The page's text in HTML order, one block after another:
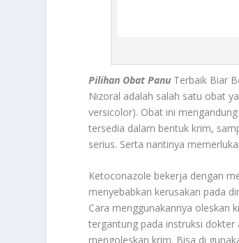
Pilihan Obat Panu Terbaik Biar
Nizoral adalah salah satu obat
versicolor). Obat ini
tersedia dalam bentuk krim,
serius. Serta nantinya
Ketoconazole bekerja dengan
menyebabkan kerusakan pada
Cara menggunakannya oleskan
tergantung pada instruksi dokter
mengoleskan krim. Bisa di